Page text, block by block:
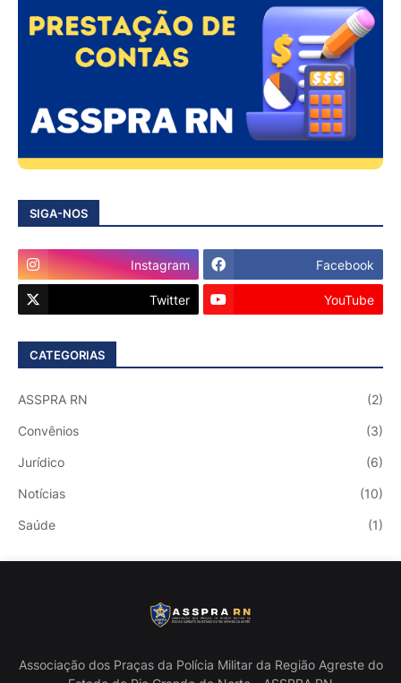
SIGA-NOS
Instagram Facebook
Twitter YouTube
CATEGORIAS
ASSPRA RN (2)
Convênios (3)
Jurídico (6)
Notícias (10)
Saúde (1)
Associação dos Praças da Polícia Militar da Região Agreste do